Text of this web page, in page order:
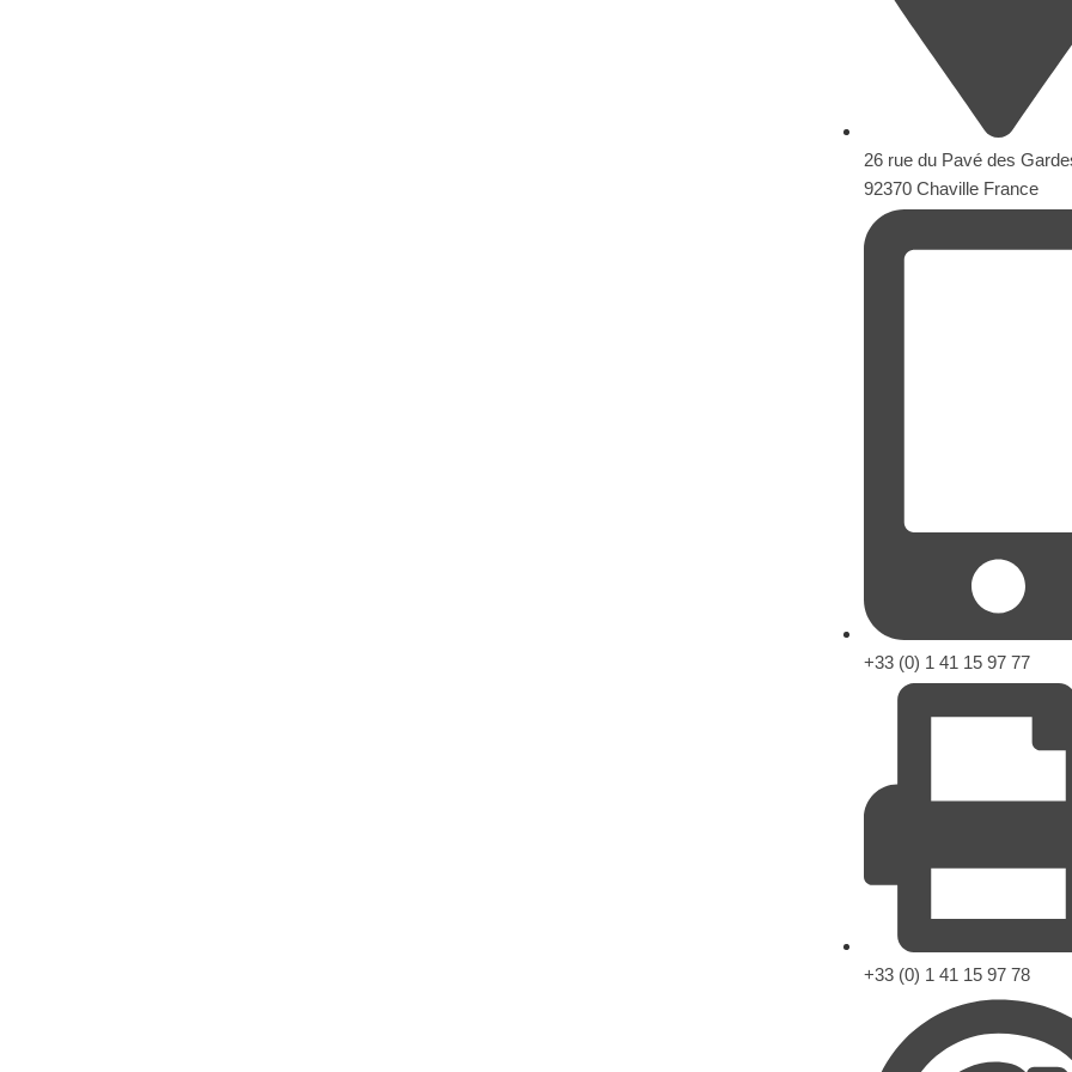
26 rue du Pavé des
92370 Chaville France
+33 (0) 1 41 15 97 77
+33 (0) 1 41 15 97 78